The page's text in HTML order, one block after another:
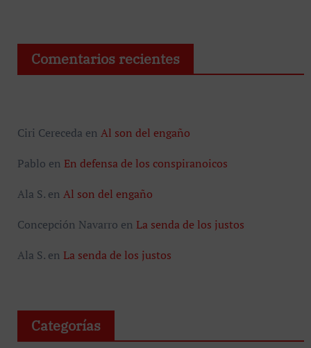
Comentarios recientes
Ciri Cereceda en Al son del engaño
Pablo en En defensa de los conspiranoicos
Ala S.en Al son del engaño
Concepción Navarro en La senda de los justos
Ala S.en La senda de los justos
Categorías